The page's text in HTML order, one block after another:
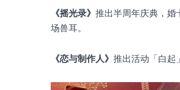
《摇光录》 推出半周年庆典，婚
场兽耳。
《恋与制作人》 推出活动「白起